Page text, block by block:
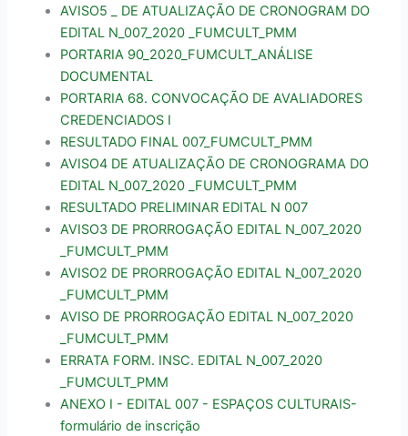
AVISO5 _ DE ATUALIZAÇÃO DE CRONOGRAM DO
EDITAL N_007_2020 _FUMCULT_PMM
PORTARIA 90_2020_FUMCULT_ANÁLISE
DOCUMENTAL
PORTARIA 68. CONVOCAÇÃO DE AVALIADORES
CREDENCIADOS I
RESULTADO FINAL 007_FUMCULT_PMM
AVISO4 DE ATUALIZAÇÃO DE CRONOGRAMA DO
EDITAL N_007_2020 _FUMCULT_PMM
RESULTADO PRELIMINAR EDITAL N 007
AVISO3 DE PRORROGAÇÃO EDITAL N_007_2020
_FUMCULT_PMM
AVISO2 DE PRORROGAÇÃO EDITAL N_007_2020
_FUMCULT_PMM
AVISO DE PRORROGAÇÃO EDITAL N_007_2020
_FUMCULT_PMM
ERRATA FORM. INSC. EDITAL N_007_2020
_FUMCULT_PMM
ANEXO I - EDITAL 007 - ESPAÇOS CULTURAIS-
formulário de inscrição